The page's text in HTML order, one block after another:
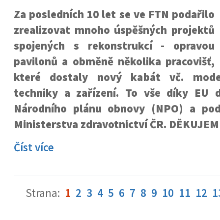
Za posledních 10 let se ve FTN podařilo
zrealizovat mnoho úspěšných projektů
spojených s rekonstrukcí­ - opravou
pavilonů a obměně několika pracovišť,
které dostaly nový kabát vč.
techniky a zařízení. To vše díky EU
Národního plánu obnovy (NPO) a
Ministerstva zdravotnictví ČR.
Číst více
Strana: 1 2 3 4 5 6 7 8 9 10 11 12